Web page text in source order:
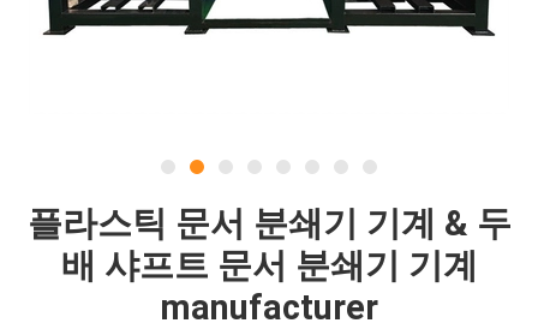
플라스틱 문서 분쇄기 기계 & 두
배 샤프트 문서 분쇄기 기계
manufacturer